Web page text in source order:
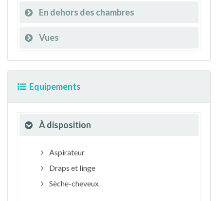
En dehors des chambres
Vues
Equipements
À disposition
Aspirateur
Draps et linge
Sèche-cheveux